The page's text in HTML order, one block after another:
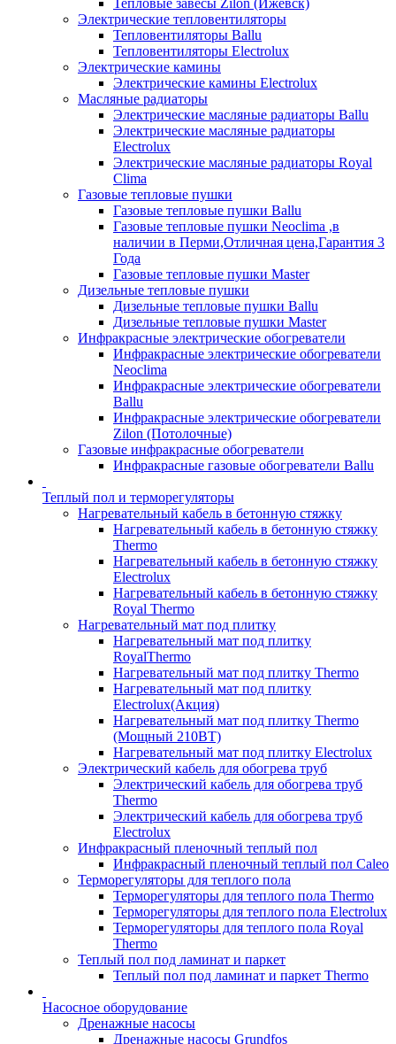
Тепловые завесы Zilon (Ижевск)
Электрические тепловентиляторы
Тепловентиляторы Ballu
Тепловентиляторы Electrolux
Электрические камины
Электрические камины Electrolux
Масляные радиаторы
Электрические масляные радиаторы Ballu
Электрические масляные радиаторы
Electrolux
Электрические масляные радиаторы Royal
Clima
Газовые тепловые пушки
Газовые тепловые пушки Ballu
Газовые тепловые пушки Neoclima ,в
наличии в Перми,Отличная цена,Гарантия 3
Года
Газовые тепловые пушки Master
Дизельные тепловые пушки
Дизельные тепловые пушки Ballu
Дизельные тепловые пушки Master
Инфракрасные электрические обогреватели
Инфракрасные электрические обогреватели
Neoclima
Инфракрасные электрические обогреватели
Ballu
Инфракрасные электрические обогреватели
Zilon (Потолочные)
Газовые инфракрасные обогреватели
Инфракрасные газовые обогреватели Ballu
Теплый пол и терморегуляторы
Нагревательный кабель в бетонную стяжку
Нагревательный кабель в бетонную стяжку
Thermo
Нагревательный кабель в бетонную стяжку
Electrolux
Нагревательный кабель в бетонную стяжку
Royal Thermo
Нагревательный мат под плитку
Нагревательный мат под плитку
RoyalThermo
Нагревательный мат под плитку Thermo
Нагревательный мат под плитку
Electrolux(Акция)
Нагревательный мат под плитку Thermo
(Мощный 210ВТ)
Нагревательный мат под плитку Electrolux
Электрический кабель для обогрева труб
Электрический кабель для обогрева труб
Thermo
Электрический кабель для обогрева труб
Electrolux
Инфракрасный пленочный теплый пол
Инфракрасный пленочный теплый пол Caleo
Терморегуляторы для теплого пола
Терморегуляторы для теплого пола Thermo
Терморегуляторы для теплого пола Electrolux
Терморегуляторы для теплого пола Royal
Thermo
Теплый пол под ламинат и паркет
Теплый пол под ламинат и паркет Thermo
Насосное оборудование
Дренажные насосы
Дренажные насосы Grundfos